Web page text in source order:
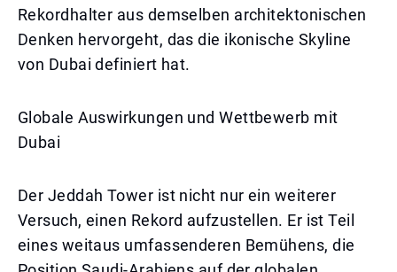
Rekordhalter aus demselben architektonischen
Denken hervorgeht, das die ikonische Skyline
von Dubai definiert hat.
Globale Auswirkungen und Wettbewerb mit
Dubai
Der Jeddah Tower ist nicht nur ein weiterer
Versuch, einen Rekord aufzustellen. Er ist Teil
eines weitaus umfassenderen Bemühens, die